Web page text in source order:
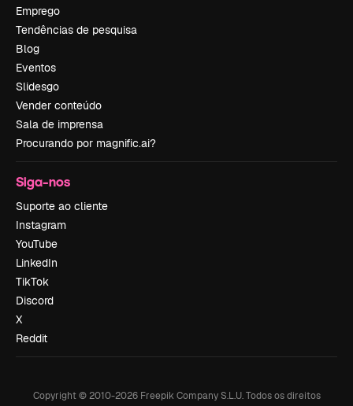
Emprego
Tendências de pesquisa
Blog
Eventos
Slidesgo
Vender conteúdo
Sala de imprensa
Procurando por magnific.ai?
Siga-nos
Suporte ao cliente
Instagram
YouTube
LinkedIn
TikTok
Discord
X
Reddit
Copyright © 2010-2026Freepik Company S.L.U. Todos os direitos